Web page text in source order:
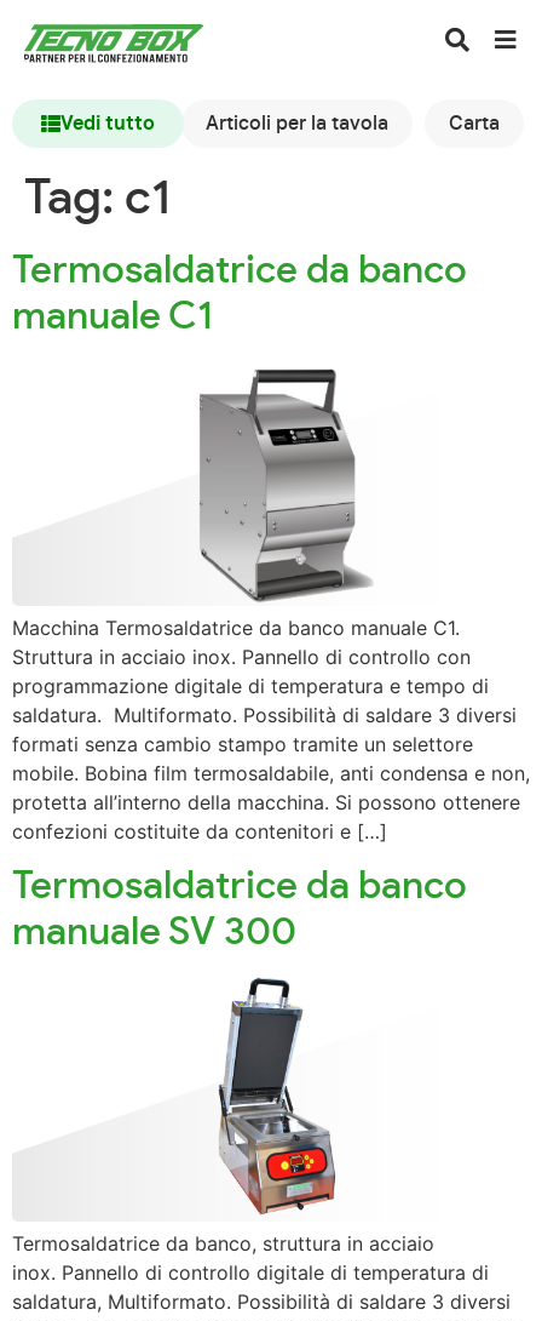
Vedi tutto Articoli per la tavola Carta
Tag: c1
Termosaldatrice da banco
manuale C1
Macchina Termosaldatrice da banco manuale C1.
Struttura in acciaio inox. Pannello di controllo con
programmazione digitale di temperatura e tempo di
saldatura. Multiformato. Possibilità di saldare 3 diversi
formati senza cambio stampo tramite un selettore
mobile. Bobina film termosaldabile, anti condensa e non,
protetta all’interno della macchina. Si possono ottenere
confezioni costituite da contenitori e […]
Termosaldatrice da banco
manuale SV 300
Termosaldatrice da banco, struttura in acciaio
inox. Pannello di controllo digitale di temperatura di
saldatura, Multiformato. Possibilità di saldare 3 diversi